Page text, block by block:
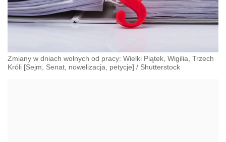
Zmiany w dniach wolnych od pracy: Wielki Piątek, Wigilia, Trzech
Króli [Sejm, Senat, nowelizacja, petycje] / Shutterstock